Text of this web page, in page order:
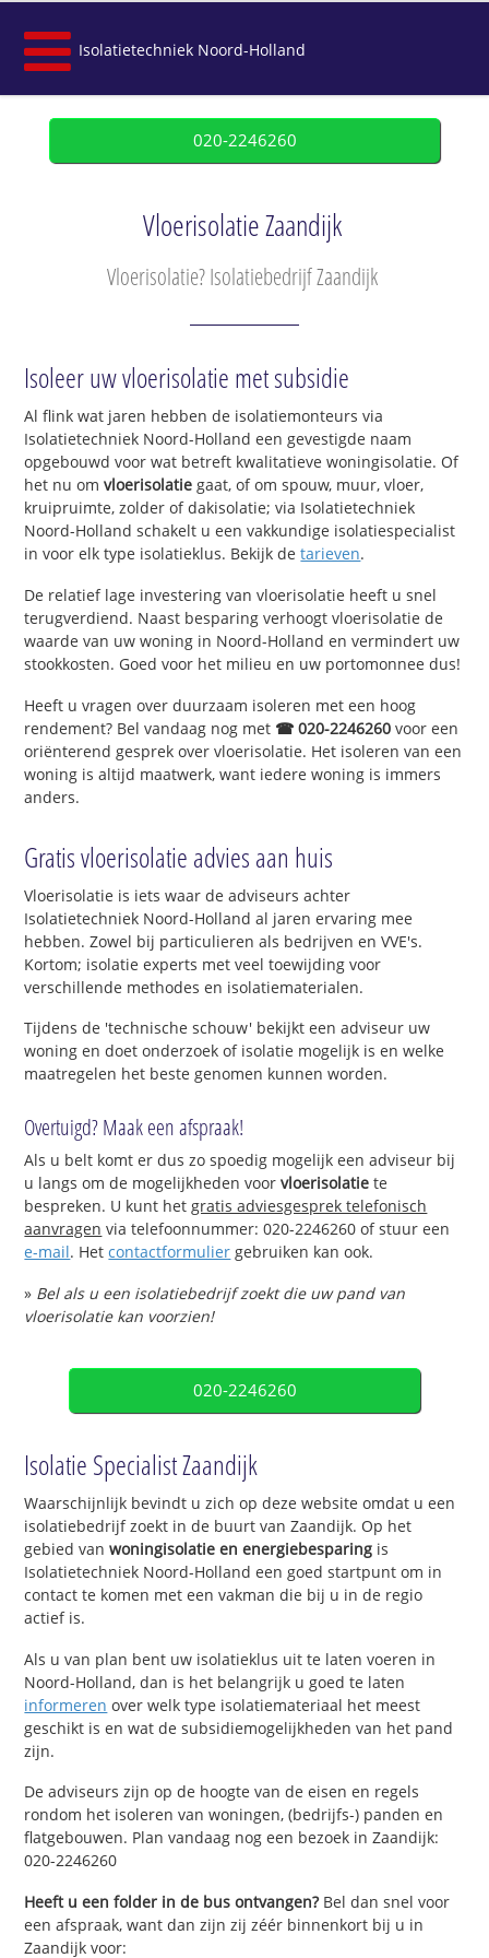
Isolatietechniek Noord-Holland
020-2246260
Vloerisolatie Zaandijk
Vloerisolatie? Isolatiebedrijf Zaandijk
Isoleer uw vloerisolatie met subsidie
Al flink wat jaren hebben de isolatiemonteurs via
Isolatietechniek Noord-Holland een gevestigde naam
opgebouwd voor wat betreft kwalitatieve woningisolatie. Of
het nu omvloerisolatie gaat, of om spouw, muur, vloer,
kruipruimte, zolder of dakisolatie; via Isolatietechniek
Noord-Holland schakelt u een vakkundige isolatiespecialist
in voor elk type isolatieklus. Bekijk detarieven.
De relatief lage investering van vloerisolatie heeft u snel
terugverdiend. Naast besparing verhoogt vloerisolatie de
waarde van uw woning in Noord-Holland en vermindert uw
stookkosten. Goed voor het milieu en uw portomonnee dus!
Heeft u vragen over duurzaam isoleren met een hoog
rendement? Bel vandaag nog met ☎ 020-2246260 voor een
oriënterend gesprek over vloerisolatie. Het isoleren van een
woning is altijd maatwerk, want iedere woning is immers
anders.
Gratis vloerisolatie advies aan huis
Vloerisolatie is iets waar de adviseurs achter
Isolatietechniek Noord-Holland al jaren ervaring mee
hebben. Zowel bij particulieren als bedrijven en VVE's.
Kortom; isolatie experts met veel toewijding voor
verschillende methodes en isolatiematerialen.
Tijdens de 'technische schouw' bekijkt een adviseur uw
woning en doet onderzoek of isolatie mogelijk is en welke
maatregelen het beste genomen kunnen worden.
Overtuigd? Maak een afspraak!
Als u belt komt er dus zo spoedig mogelijk een adviseur bij
u langs om de mogelijkheden voorvloerisolatie te
bespreken. U kunt hetgratis adviesgesprek telefonisch
aanvragen via telefoonnummer: 020-2246260 of stuur een
e-mail. Hetcontactformulier gebruiken kan ook.
» Bel als u een isolatiebedrijf zoekt die uw pand van
vloerisolatie kan voorzien!
020-2246260
Isolatie Specialist Zaandijk
Waarschijnlijk bevindt u zich op deze website omdat u een
isolatiebedrijf zoekt in de buurt van Zaandijk. Op het
gebied vanwoningisolatie en energiebesparing is
Isolatietechniek Noord-Holland een goed startpunt om in
contact te komen met een vakman die bij u in de regio
actief is.
Als u van plan bent uw isolatieklus uit te laten voeren in
Noord-Holland, dan is het belangrijk u goed te laten
informeren over welk type isolatiemateriaal het meest
geschikt is en wat de subsidiemogelijkheden van het pand
zijn.
De adviseurs zijn op de hoogte van de eisen en regels
rondom het isoleren van woningen, (bedrijfs-) panden en
flatgebouwen. Plan vandaag nog een bezoek in Zaandijk:
020-2246260
Heeft u een folder in de bus ontvangen?Bel dan snel voor
een afspraak, want dan zijn zij zéér binnenkort bij u in
Zaandijk voor: